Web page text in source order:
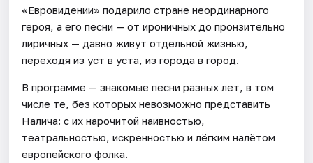
«Евровидении» подарило стране неординарного
героя, а его песни — от ироничных до пронзительно
лиричных — давно живут отдельной жизнью,
переходя из уст в уста, из города в город.
В программе — знакомые песни разных лет, в том
числе те, без которых невозможно представить
Налича: с их нарочитой наивностью,
театральностью, искренностью и лёгким налётом
европейского фолка.